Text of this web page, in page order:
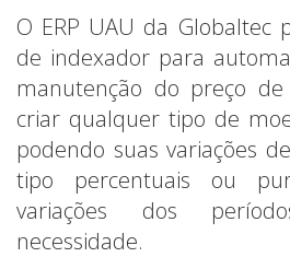
O ERP UAU da Globaltec
de indexador para
manutenção do preço de
criar qualquer tipo de
podendo suas variações
tipo percentuais ou
variações dos
necessidade.